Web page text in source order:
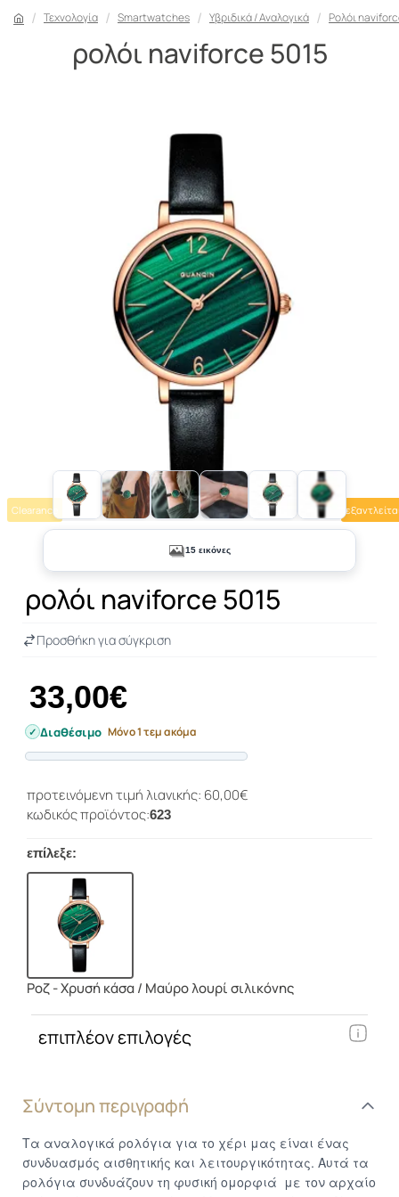
Τεχνολογία Smartwatches Υβριδικά / Αναλογικά Ρολόι
ρολόι naviforce 5015
Clearance
+10
15 εικόνες
ρολόι naviforce 5015
Σύντομη περιγραφή
Τα αναλογικά ρολόγια για το χέρι μας είναι ένας
συνδυασμός αισθητικής και λειτουργικότητας. Αυτά τα
ρολόγια συνδυάζουν τη φυσική ομορφιά με τον αρχαίο
33,00€
Διαθέσιμο Μόνο 1 τεμ ακόμα
Προσθήκη για σύγκριση
προτεινόμενη τιμή λιανικής: 60,00€
κωδικός προϊόντος:623
επίλεξε:
Ροζ - Χρυσή κάσα / Μαύρο λουρί σιλικόνης
επιπλέον επιλογές